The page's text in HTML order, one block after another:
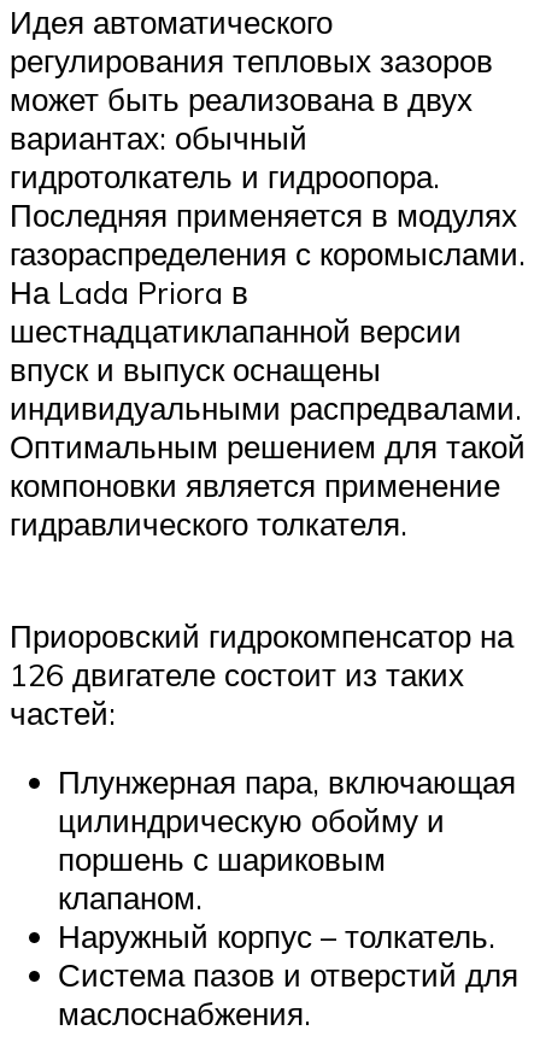
Идея автоматического
регулирования тепловых зазоров
может быть реализована в двух
вариантах: обычный
гидротолкатель и гидроопора.
Последняя применяется в модулях
газораспределения с коромыслами.
На Lada Priora в
шестнадцатиклапанной версии
впуск и выпуск оснащены
индивидуальными распредвалами.
Оптимальным решением для такой
компоновки является применение
гидравлического толкателя.
Приоровский гидрокомпенсатор на
126 двигателе состоит из таких
частей:
Плунжерная пара, включающая
цилиндрическую обойму и
поршень с шариковым
клапаном.
Наружный корпус – толкатель.
Система пазов и отверстий для
маслоснабжения.